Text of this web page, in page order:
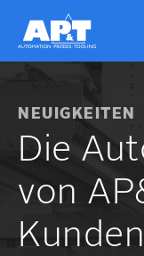
NEUIGKEITEN
Die
von